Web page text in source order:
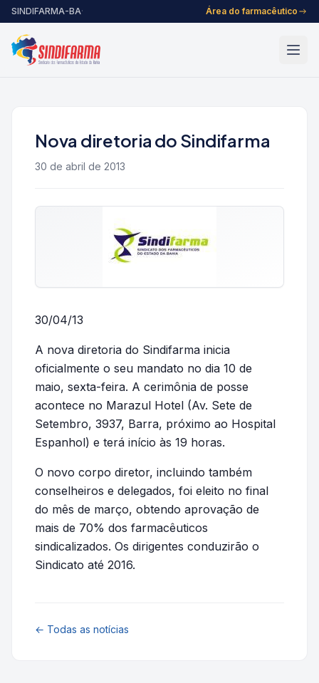
Pular para o conteúdo
SINDIFARMA-BA· Área do farmacêutico
Nova diretoria do Sindifarma
30 de abril de 2013
30/04/13
A nova diretoria do Sindifarma inicia
oficialmente o seu mandato no dia 10 de
maio, sexta-feira. A cerimônia de posse
acontece no Marazul Hotel (Av. Sete de
Setembro, 3937, Barra, próximo ao Hospital
Espanhol) e terá início às 19 horas.
O novo corpo diretor, incluindo também
conselheiros e delegados, foi eleito no final
do mês de março, obtendo aprovação de
mais de 70% dos farmacêuticos
sindicalizados. Os dirigentes conduzirão o
Sindicato até 2016.
← Todas as notícias